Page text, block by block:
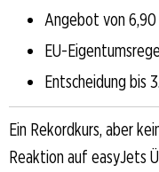
Angebot von
EU-
Entscheidung bis
Ein Rekordkurs, aber
Reaktion auf easyJets